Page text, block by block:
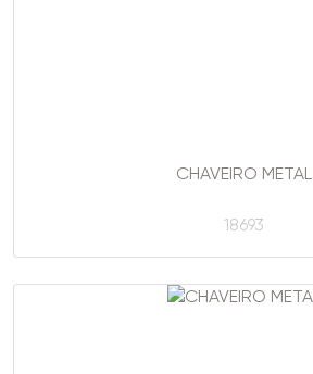
CHAVEIRO METAL
18693